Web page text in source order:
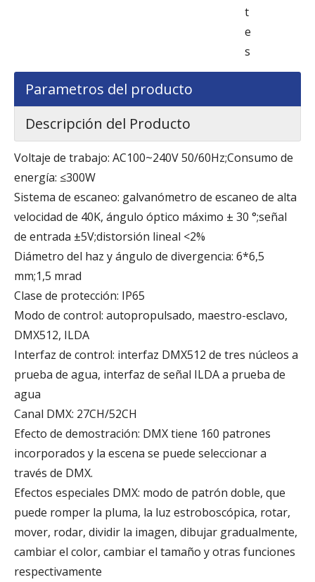
t
e
s
Parametros del producto
Descripción del Producto
Voltaje de trabajo: AC100~240V 50/60Hz;Consumo de
energía: ≤300W
Sistema de escaneo: galvanómetro de escaneo de alta
velocidad de 40K, ángulo óptico máximo ± 30 °;señal
de entrada ±5V;distorsión lineal <2%
Diámetro del haz y ángulo de divergencia: 6*6,5
mm;1,5 mrad
Clase de protección: IP65
Modo de control: autopropulsado, maestro-esclavo,
DMX512, ILDA
Interfaz de control: interfaz DMX512 de tres núcleos a
prueba de agua, interfaz de señal ILDA a prueba de
agua
Canal DMX: 27CH/52CH
Efecto de demostración: DMX tiene 160 patrones
incorporados y la escena se puede seleccionar a
través de DMX.
Efectos especiales DMX: modo de patrón doble, que
puede romper la pluma, la luz estroboscópica, rotar,
mover, rodar, dividir la imagen, dibujar gradualmente,
cambiar el color, cambiar el tamaño y otras funciones
respectivamente